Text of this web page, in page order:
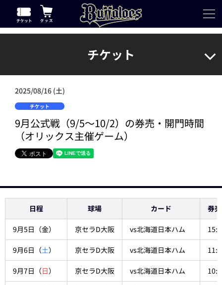
チケット
2025/08/16 (土)
チケット
9月公式戦（9/5～10/2）の券売・開門時間
（オリックス主催ゲーム）
日程 球場 カード 券
9月5日（金） 京セラD大阪 vs北海道日本ハム
9月6日（土） 京セラD大阪 vs北海道日本ハム
9月7日（日） 京セラD大阪 vs北海道日本ハム